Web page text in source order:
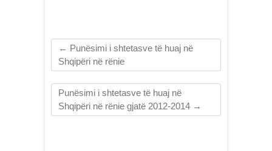
← Punësimi i shtetasve të huaj në
Shqipëri në rënie
Punësimi i shtetasve të huaj në
Shqipëri në rënie gjatë 2012-2014 →